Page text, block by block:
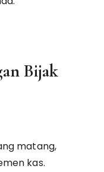
Bijak
matang,
kas.